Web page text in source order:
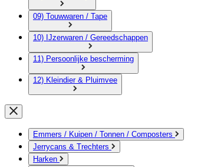
09) Touwwaren / Tape
10) IJzerwaren / Gereedschappen
11) Persoonlijke bescherming
12) Kleindier & Pluimvee
Emmers / Kuipen / Tonnen / Composters
Jerrycans & Trechters
Harken